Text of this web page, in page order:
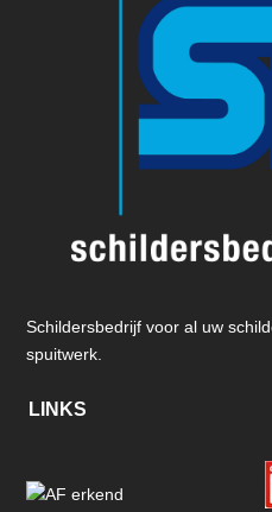
Schildersbedrijf voor al uw
spuitwerk.
LINKS